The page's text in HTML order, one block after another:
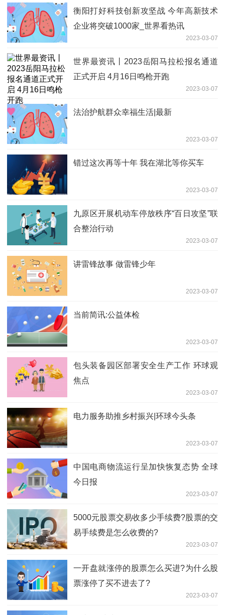
衡阳打好科技创新攻坚战 今年高新技术
企业将突破1000家_世界看热讯
2023-03-07
世界最资讯丨2023岳阳马拉松报名通道
正式开启 4月16日鸣枪开跑
2023-03-07
法治护航群众幸福生活|最新
2023-03-07
错过这次再等十年 我在湖北等你买车
2023-03-07
九原区开展机动车停放秩序“百日攻坚”联
合整治行动
2023-03-07
讲雷锋故事 做雷锋少年
2023-03-07
当前简讯:公益体检
2023-03-07
包头装备园区部署安全生产工作 环球观
焦点
2023-03-07
电力服务助推乡村振兴|环球今头条
2023-03-07
中国电商物流运行呈加快恢复态势 全球
今日报
2023-03-07
5000元股票交易收多少手续费?股票的交
易手续费是怎么收费的?
2023-03-07
一开盘就涨停的股票怎么买进?为什么股
票涨停了买不进去了?
2023-03-07